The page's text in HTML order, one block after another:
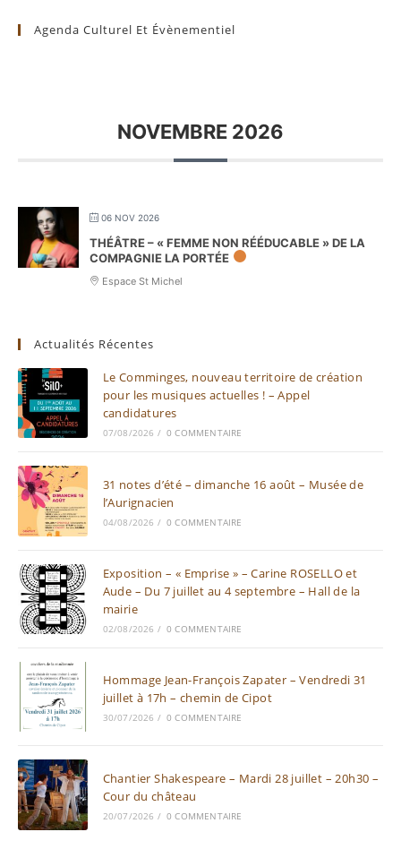
Agenda Culturel Et Évènementiel
NOVEMBRE 2026
06 NOV 2026
THÉÂTRE – « FEMME NON RÉÉDUCABLE » DE LA
COMPAGNIE LA PORTÉE
Espace St Michel
Actualités Récentes
Le Comminges, nouveau territoire de création
pour les musiques actuelles ! – Appel
candidatures
07/08/2026 / 0 COMMENTAIRE
31 notes d’été – dimanche 16 août – Musée de
l’Aurignacien
04/08/2026 / 0 COMMENTAIRE
Exposition – « Emprise » – Carine ROSELLO et
Aude – Du 7 juillet au 4 septembre – Hall de la
mairie
02/08/2026 / 0 COMMENTAIRE
Hommage Jean-François Zapater – Vendredi 31
juillet à 17h – chemin de Cipot
30/07/2026 / 0 COMMENTAIRE
Chantier Shakespeare – Mardi 28 juillet – 20h30 –
Cour du château
20/07/2026 / 0 COMMENTAIRE